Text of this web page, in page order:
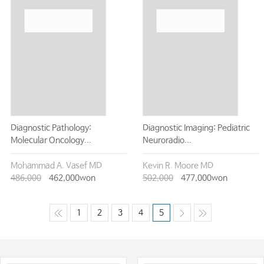
Diagnostic Pathology:
Molecular Oncology...
Mohammad A. Vasef MD
486,000
462,000won
Diagnostic Imaging: Pediatric
Neuroradio...
Kevin R. Moore MD
502,000
477,000won
1 2 3 4 5